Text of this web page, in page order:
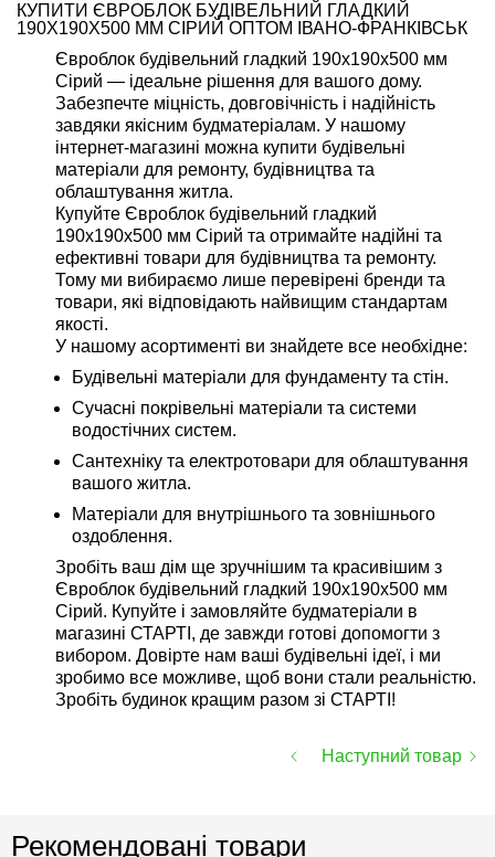
КУПИТИ ЄВРОБЛОК БУДІВЕЛЬНИЙ ГЛАДКИЙ
190Х190Х500 ММ СІРИЙ ОПТОМ ІВАНО-ФРАНКІВСЬК
Євроблок будівельний гладкий 190х190х500 мм
Сірий — ідеальне рішення для вашого дому.
Забезпечте міцність, довговічність і надійність
завдяки якісним будматеріалам. У нашому
інтернет-магазині можна купити будівельні
матеріали для ремонту, будівництва та
облаштування житла.
Купуйте Євроблок будівельний гладкий
190х190х500 мм Сірий та отримайте надійні та
ефективні товари для будівництва та ремонту.
Тому ми вибираємо лише перевірені бренди та
товари, які відповідають найвищим стандартам
якості.
У нашому асортименті ви знайдете все необхідне:
Будівельні матеріали для фундаменту та стін.
Сучасні покрівельні матеріали та системи
водостічних систем.
Сантехніку та електротовари для облаштування
вашого житла.
Матеріали для внутрішнього та зовнішнього
оздоблення.
Зробіть ваш дім ще зручнішим та красивішим з
Євроблок будівельний гладкий 190х190х500 мм
Сірий. Купуйте і замовляйте будматеріали в
магазині СТАРТІ, де завжди готові допомогти з
вибором. Довірте нам ваші будівельні ідеї, і ми
зробимо все можливе, щоб вони стали реальністю.
Зробіть будинок кращим разом зі СТАРТІ!
Наступний товар
Рекомендовані товари